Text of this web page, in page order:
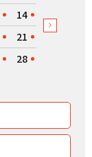
14
21
28